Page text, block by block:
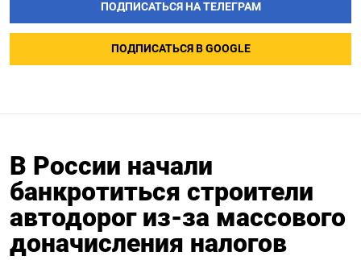
ПОДПИСАТЬСЯ НА ТЕЛЕГРАМ
ПОДПИСАТЬСЯ В GOOGLE
В России начали
банкротиться строители
автодорог из-за массового
доначисления налогов